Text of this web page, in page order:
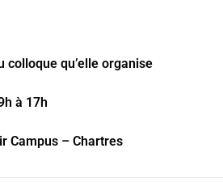
colloque qu’elle organise
à 17h
Campus – Chartres